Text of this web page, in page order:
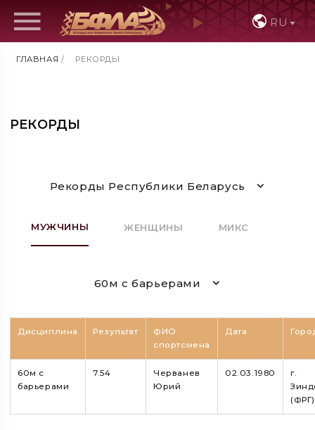
RU
ГЛАВНАЯ / РЕКОРДЫ
РЕКОРДЫ
Рекорды Республики Беларусь
МУЖЧИНЫ ЖЕНЩИНЫ МИКС
60м с барьерами
Дисциплина Результат
ФИО
спортсмена
Дата
60м с
барьерами
7.54
Черванев
Юрий
02.03.1980
г.
(ФРГ)